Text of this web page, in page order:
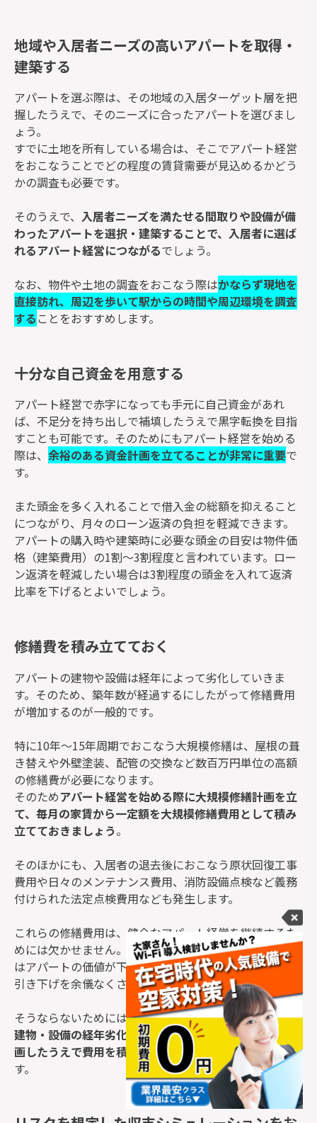
地域や入居者ニーズの高いアパートを取得・
建築する
アパートを選ぶ際は、その地域の入居ターゲット層を把
握したうえで、そのニーズに合ったアパートを選びまし
ょう。
すでに土地を所有している場合は、そこでアパート経営
をおこなうことでどの程度の賃貸需要が見込めるかどう
かの調査も必要です。
そのうえで、 入居者ニーズを満たせる間取りや設備が備
わったアパートを選択・建築することで、入居者に選ば
れるアパート経営につながるでしょう。
なお、物件や土地の調査をおこなう際はかならず現地を
直接訪れ、周辺を歩いて駅からの時間や周辺環境を調査
する ことをおすすめします。
十分な自己資金を用意する
アパート経営で赤字になっても手元に自己資金があれ
ば、不足分を持ち出しで補填したうえで黒字転換を目指
すことも可能です。そのためにもアパート経営を始める
際は、 余裕のある資金計画を立てることが非常に重要で
す。
また頭金を多く入れることで借入金の総額を抑えること
につながり、月々のローン返済の負担を軽減できます。
アパートの購入時や建築時に必要な頭金の目安は物件価
格（建築費用）の1割～3割程度と言われています。ロー
ン返済を軽減したい場合は3割程度の頭金を入れて返済
比率を下げるとよいでしょう。
修繕費を積み立てておく
アパートの建物や設備は経年によって劣化していきま
す。そのため、築年数が経過するにしたがって修繕費用
が増加するのが一般的です。
特に10年～15年周期でおこなう大規模修繕は、屋根の葺
き替えや外壁塗装、配管の交換など数百万円単位の高額
の修繕費が必要になります。
そのためアパート経営を始める際に大規模修繕計画を立
て、毎月の家賃から一定額を大規模修繕費用として積み
立てておきましょう。
そのほかにも、入居者の退去後におこなう原状回復工事
費用や日々のメンテナンス費用、消防設備点検など義務
付けられた法定点検費用なども発生します。
これらの修繕費用は、健全なアパート経営を継続するた
めには欠かせません。もし、修繕費を捻出できない場合
はアパートの価値が下落し、入居者獲得のために家賃の
引き下げを余儀なくされます。
そうならないためには大規模修繕費の積立てとは別に、
建物・設備の経年劣化を見越して設備の交換や修繕を計
画したうえで費用を積み立てておく ことをおすすめしま
す。